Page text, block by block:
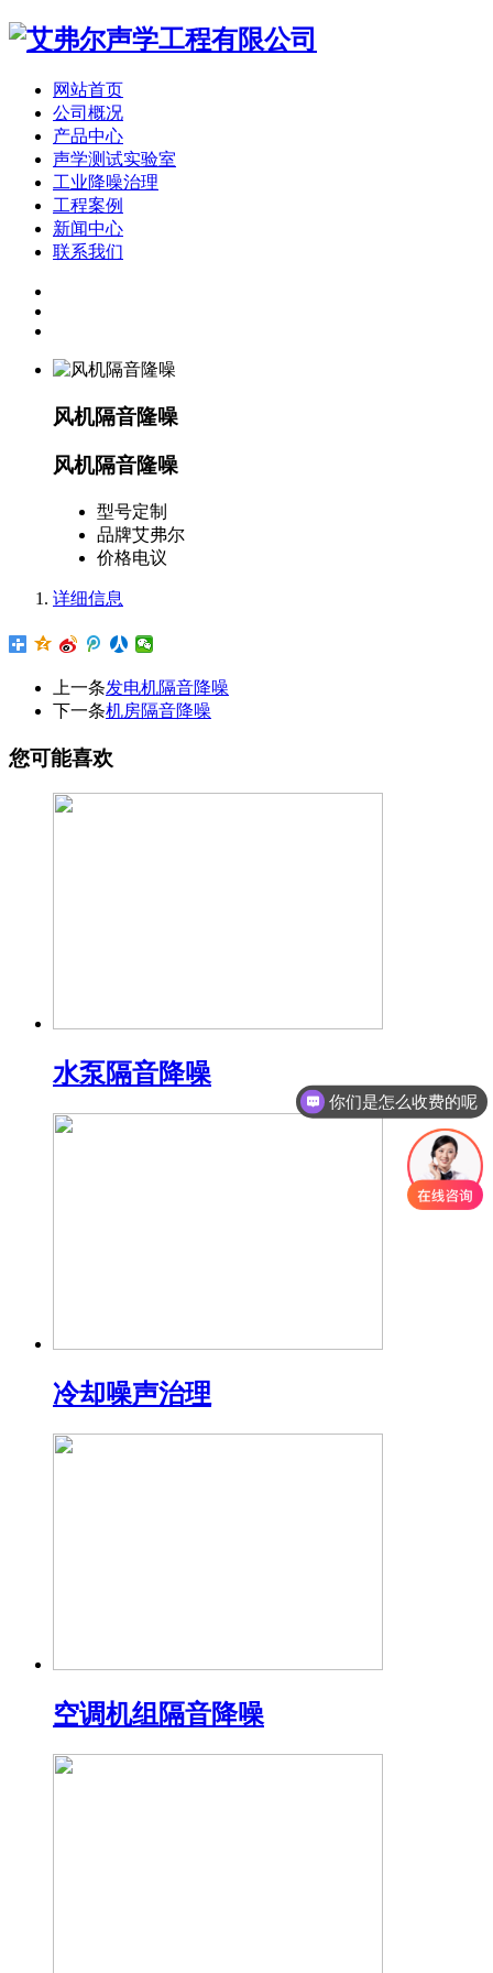
网站首页
公司概况
产品中心
声学测试实验室
工业降噪治理
工程案例
新闻中心
联系我们
风机隔音隆噪
风机隔音隆噪
型号定制
品牌艾弗尔
价格电议
详细信息
上一条发电机隔音降噪
下一条机房隔音降噪
您可能喜欢
水泵隔音降噪
冷却噪声治理
空调机组隔音降噪
你们是怎么收费的呢